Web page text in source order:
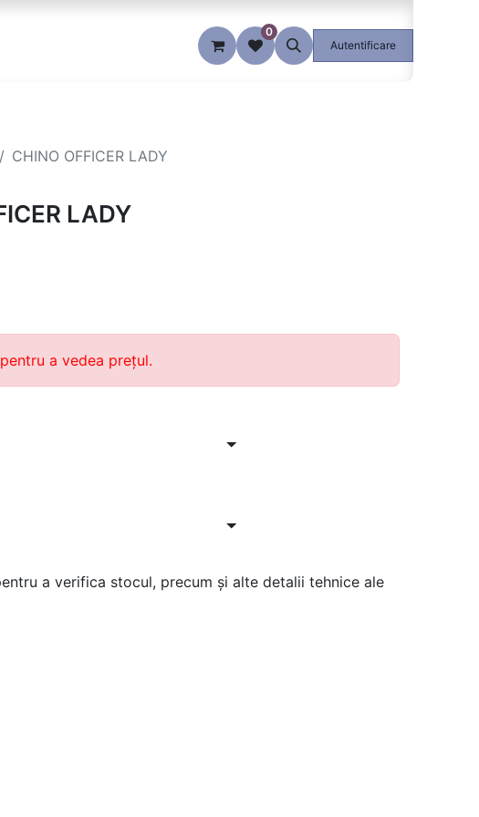
0
Autentificare
CHINO OFFICER LADY
LADY
pentru a vedea prețul.
a verifica stocul, precum și alte detalii tehnice ale